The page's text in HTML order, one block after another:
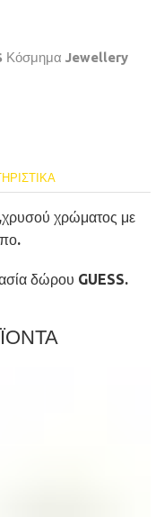
Κόσμημα Jewellery
χρώματος με
δώρου GUESS.